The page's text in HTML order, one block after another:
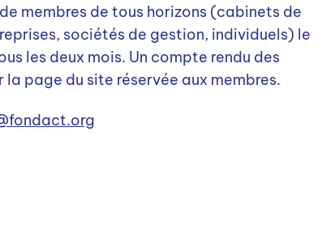
membres de tous horizons (cabinets de
sociétés de gestion, individuels) le
les deux mois. Un compte rendu des
la page du site réservée aux membres.